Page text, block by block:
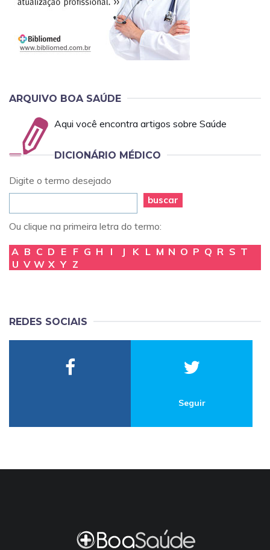
ARQUIVO BOA SAÚDE
Aqui você encontra artigos sobre Saúde
DICIONÁRIO MÉDICO
Digite o termo desejado
buscar
Ou clique na primeira letra do termo:
A B C D E F G H I J K L M N O P Q R S T
U V W X Y Z
REDES SOCIAIS
Seguir